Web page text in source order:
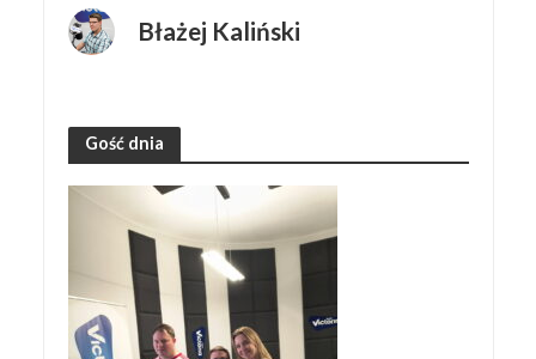
Błażej Kaliński
Gość dnia